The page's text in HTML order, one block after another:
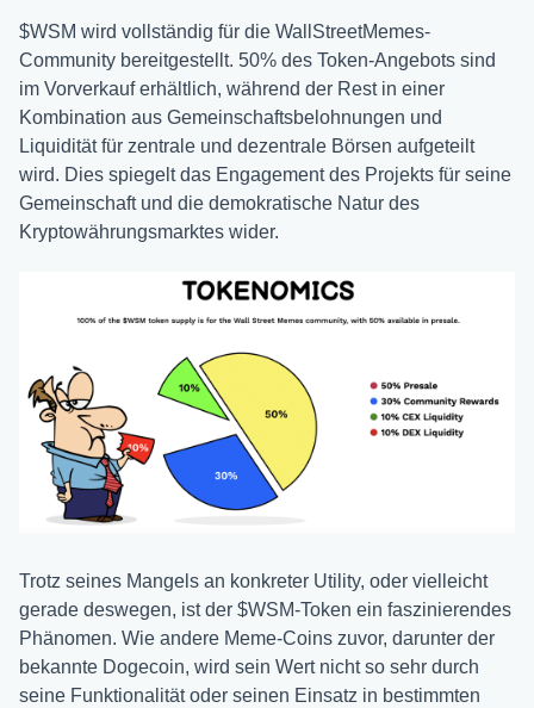
$WSM wird vollständig für die WallStreetMemes-
Community bereitgestellt. 50% des Token-Angebots sind
im Vorverkauf erhältlich, während der Rest in einer
Kombination aus Gemeinschaftsbelohnungen und
Liquidität für zentrale und dezentrale Börsen aufgeteilt
wird. Dies spiegelt das Engagement des Projekts für seine
Gemeinschaft und die demokratische Natur des
Kryptowährungsmarktes wider.
Trotz seines Mangels an konkreter Utility, oder vielleicht
gerade deswegen, ist der $WSM-Token ein faszinierendes
Phänomen. Wie andere Meme-Coins zuvor, darunter der
bekannte Dogecoin, wird sein Wert nicht so sehr durch
seine Funktionalität oder seinen Einsatz in bestimmten